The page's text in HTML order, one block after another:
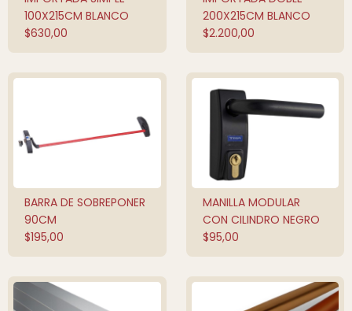
100X215CM BLANCO
$630,00
200X215CM BLANCO
$2.200,00
AÑADIR AL
CARRITO
BARRA DE SOBREPONER
90CM
$195,00
AÑADIR AL
CARRITO
MANILLA MODULAR
CON CILINDRO NEGRO
$95,00